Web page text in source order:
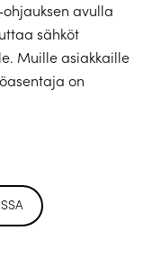
avulla
sähköt
Muille asiakkaille
on